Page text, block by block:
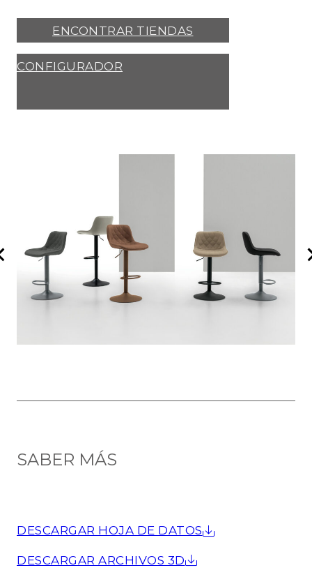
ENCONTRAR TIENDAS
CONFIGURADOR
SABER MÁS
DESCARGAR HOJA DE DATOS
DESCARGAR ARCHIVOS 3D